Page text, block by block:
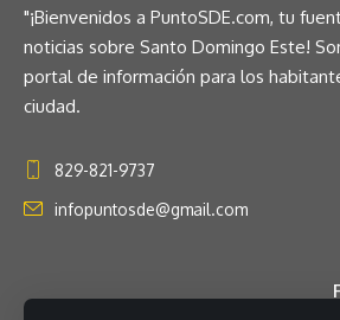
"¡Bienvenidos a PuntoSDE.com, tu
noticias sobre Santo Domingo Este!
portal de información para los
ciudad.
829-821-9737
infopuntosde@gmail.com